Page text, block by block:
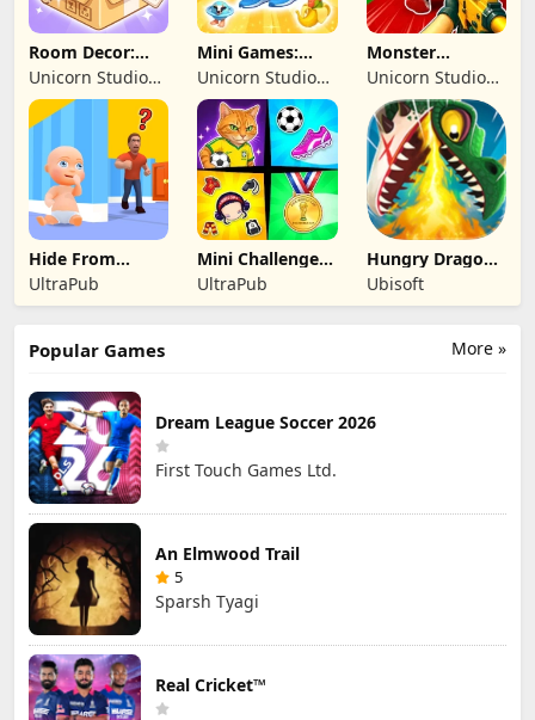
Room Decor:
Lovely Home
Unicorn Studio
Official
Mini Games:
Brainrot
Challenge
Unicorn Studio
Official
Monster
Shooter:
Survival FPS
Unicorn Studio
Official
Hide From
Daddy: Little
Escape
UltraPub
Mini Challenges:
Calm Games
UltraPub
Hungry Dragon:
by Hungry Shark
Ubisoft
More »
Popular Games
Dream League Soccer 2026
First Touch Games Ltd.
An Elmwood Trail
5
Sparsh Tyagi
Real Cricket™